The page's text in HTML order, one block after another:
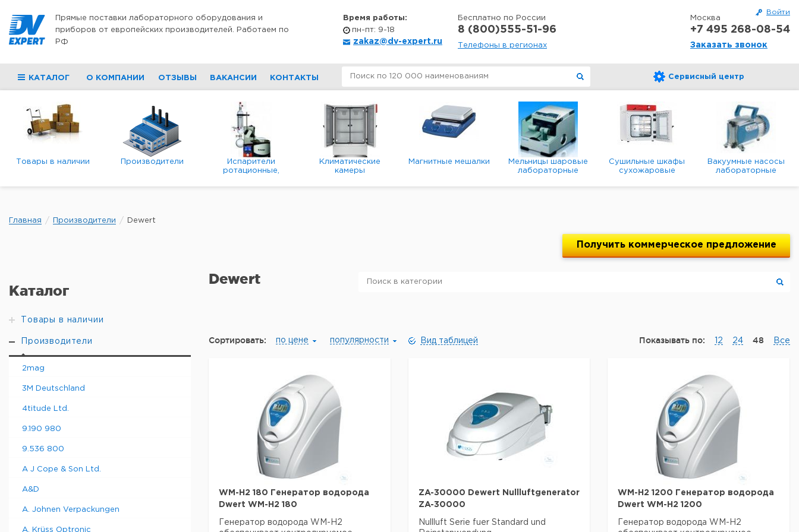
Войти
Прямые поставки лабораторного оборудования и
приборов от европейских производителей. Работаем по
РФ
Время работы:
пн-пт: 9-18
zakaz@dv-expert.ru
Бесплатно по России
8 (800)555-51-96
Телефоны в регионах
Москва
+7 495 268-08-54
Заказать звонок
КАТАЛОГ О КОМПАНИИ ОТЗЫВЫ ВАКАНСИИ КОНТАКТЫ Сервисный центр
Товары в наличии Производители
Испарители
ротационные,
вакуумные
Климатические
камеры
Магнитные мешалки
Мельницы шаровые
лабораторные
Сушильные шкафы
сухожаровые
Вакуумные насосы
лабораторные
мембранные
Главная Производители Dewert
Получить коммерческое предложение
Каталог
Товары в наличии
Производители
2mag
3M Deutschland
4titude Ltd.
9.190 980
9.536 800
A J Cope & Son Ltd.
A&D
A. Johnen Verpackungen
A. Krüss Optronic
Dewert
Сортировать: по цене популярности Вид таблицей Показывать по: 12 24 48 Все
WM-H2 180 Генератор водорода
Dwert WM-H2 180
Генератор водорода WM-H2
ZA-30000 Dewert Nullluftgenerator
ZA-30000
Nullluft Serie fuer Standard und
WM-H2 1200 Генератор водорода
Dwert WM-H2 1200
Генератор водорода WM-H2